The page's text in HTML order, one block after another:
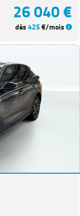
26 040 €
dès425€/mois